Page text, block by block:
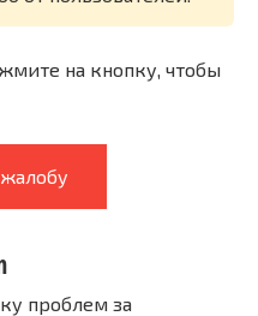
на кнопку, чтобы
проблем за